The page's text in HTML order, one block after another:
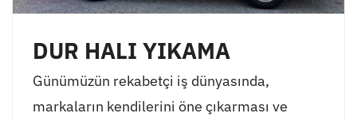
DUR HALI YIKAMA
Günümüzün rekabetçi iş dünyasında,
markaların kendilerini öne çıkarması ve